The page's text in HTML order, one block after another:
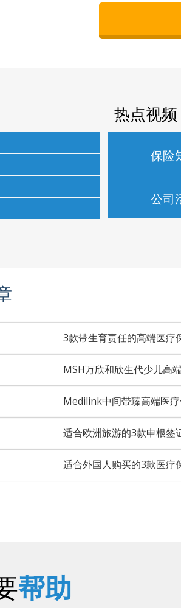
热点视频
保险
公司
3款带生育责任的高端医疗
MSH万欣和欣生代少儿高
Medilink中间带臻高端医
适合欧洲旅游的3款申根签
适合外国人购买的3款医疗
帮助